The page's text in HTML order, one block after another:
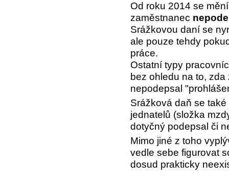
Od roku 2014 se
zaměstnanec
Srážkovou daní se
ale pouze tehdy
práce.
Ostatní typy
bez ohledu na to,
nepodepsal
Srážková daň se
jednatelů (složka
dotyčný podepsal či
Mimo jiné z toho
vedle sebe figurovat
dosud prakticky